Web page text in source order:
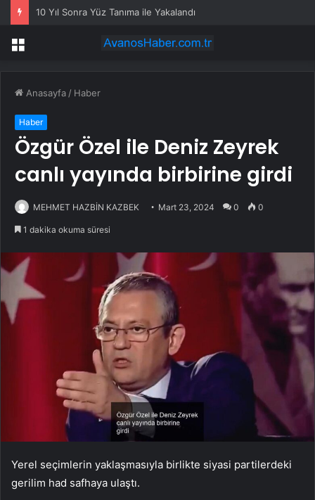
10 Yıl Sonra Yüz Tanıma ile Yakalandı
Menü
Anasayfa / Haber
Haber
Özgür Özel ile Deniz Zeyrek
canlı yayında birbirine girdi
MEHMET HAZBİN KAZBEK Mart 23, 2024 0 0
1 dakika okuma süresi
Yerel seçimlerin yaklaşmasıyla birlikte siyasi partilerdeki
gerilim had safhaya ulaştı.